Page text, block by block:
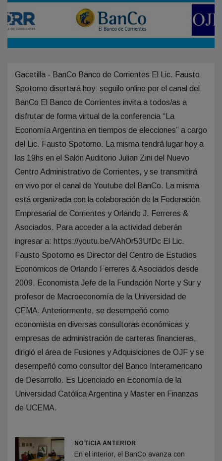
Gacetilla - BanCo Banco de Corrientes El Lic. Fausto
Spotorno disertará hoy: seguilo online por el canal del
BanCo El Banco de Corrientes invita a todos/as a
disfrutar de forma virtual de la conferencia “La
Economía Argentina en tiempos de elecciones” a cargo
del Lic. Fausto Spotorno. La misma tendrá lugar hoy a
las 19hs en el Salón Auditorio Julian Zini del Nuevo
Centro Administrativo de Corrientes, y se transmitirá
en vivo por el canal de Youtube del BanCo. La misma
está organizada con la colaboración de la Federación
Empresarial de Corrientes y Orlando J. Ferreres &
Asociados. Para acceder a la actividad deberán
ingresar a: https://youtu.be/VAhOr53UfDc El Lic.
Fausto Spotorno es Director del Centro de Estudios
Económicos de Orlando Ferreres & Asociados desde
2009, Economista Jefe de la Fundación Norte y Sur y
profesor de Macroeconomía de la Universidad de
CEMA. Anteriormente, se desempeñó como
economista en diversas consultoras económicas y
empresas de administración de carteras financieras,
dirigió el área de Fusiones y Adquisiciones de OJF y se
desempeñó como consultor del Banco Interamericano
de Desarrollo. Es Licenciado en Economía de la
Universidad Católica Argentina y Master en Finanzas
de UCEMA.
NOTICIA ANTERIOR
En el interior, el BanCo avanza con